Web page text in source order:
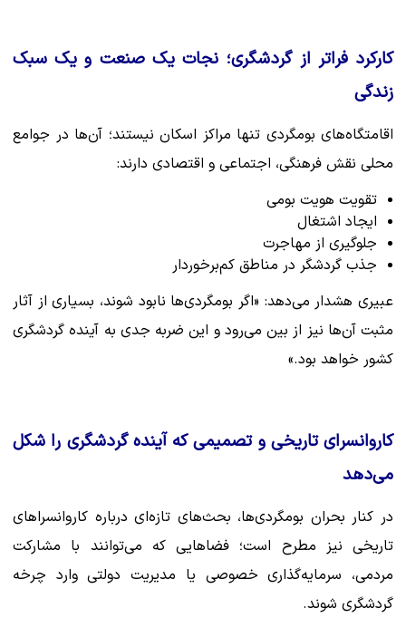
کارکرد فراتر از گردشگری؛ نجات یک صنعت و یک سبک
زندگی
اقامتگاه‌های بومگردی تنها مراکز اسکان نیستند؛ آن‌ها در جوامع
محلی نقش فرهنگی، اجتماعی و اقتصادی دارند:
تقویت هویت بومی
ایجاد اشتغال
جلوگیری از مهاجرت
جذب گردشگر در مناطق کم‌برخوردار
عبیری هشدار می‌دهد: «اگر بومگردی‌ها نابود شوند، بسیاری از آثار
مثبت آن‌ها نیز از بین می‌رود و این ضربه جدی به آینده گردشگری
کشور خواهد بود.»
کاروانسرای تاریخی و تصمیمی که آینده گردشگری را شکل
می‌دهد
در کنار بحران بومگردی‌ها، بحث‌های تازه‌ای درباره کاروانسراهای
تاریخی نیز مطرح است؛ فضاهایی که می‌توانند با مشارکت
مردمی، سرمایه‌گذاری خصوصی یا مدیریت دولتی وارد چرخه
گردشگری شوند.